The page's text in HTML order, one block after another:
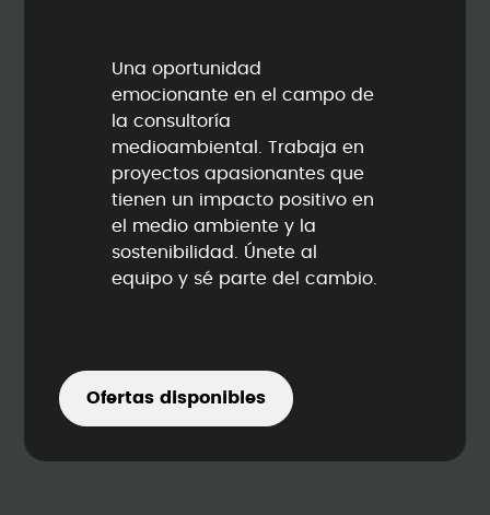
Una oportunidad
emocionante en el campo de
la consultoría
medioambiental. Trabaja en
proyectos apasionantes que
tienen un impacto positivo en
el medio ambiente y la
sostenibilidad. Únete al
equipo y sé parte del cambio.
Ofertas disponibles